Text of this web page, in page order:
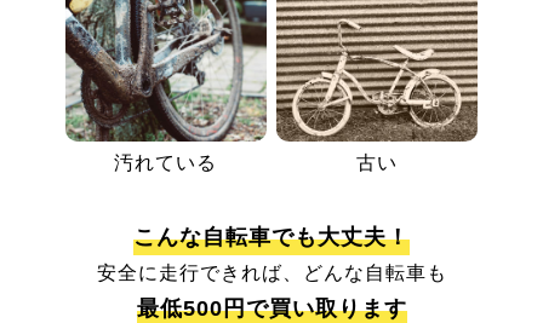
汚れている 古い
こんな自転車でも大丈夫！
安全に走行できれば、どんな自転車も
最低500円で買い取ります